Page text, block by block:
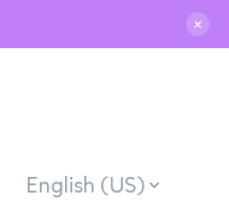
✕
English (US)